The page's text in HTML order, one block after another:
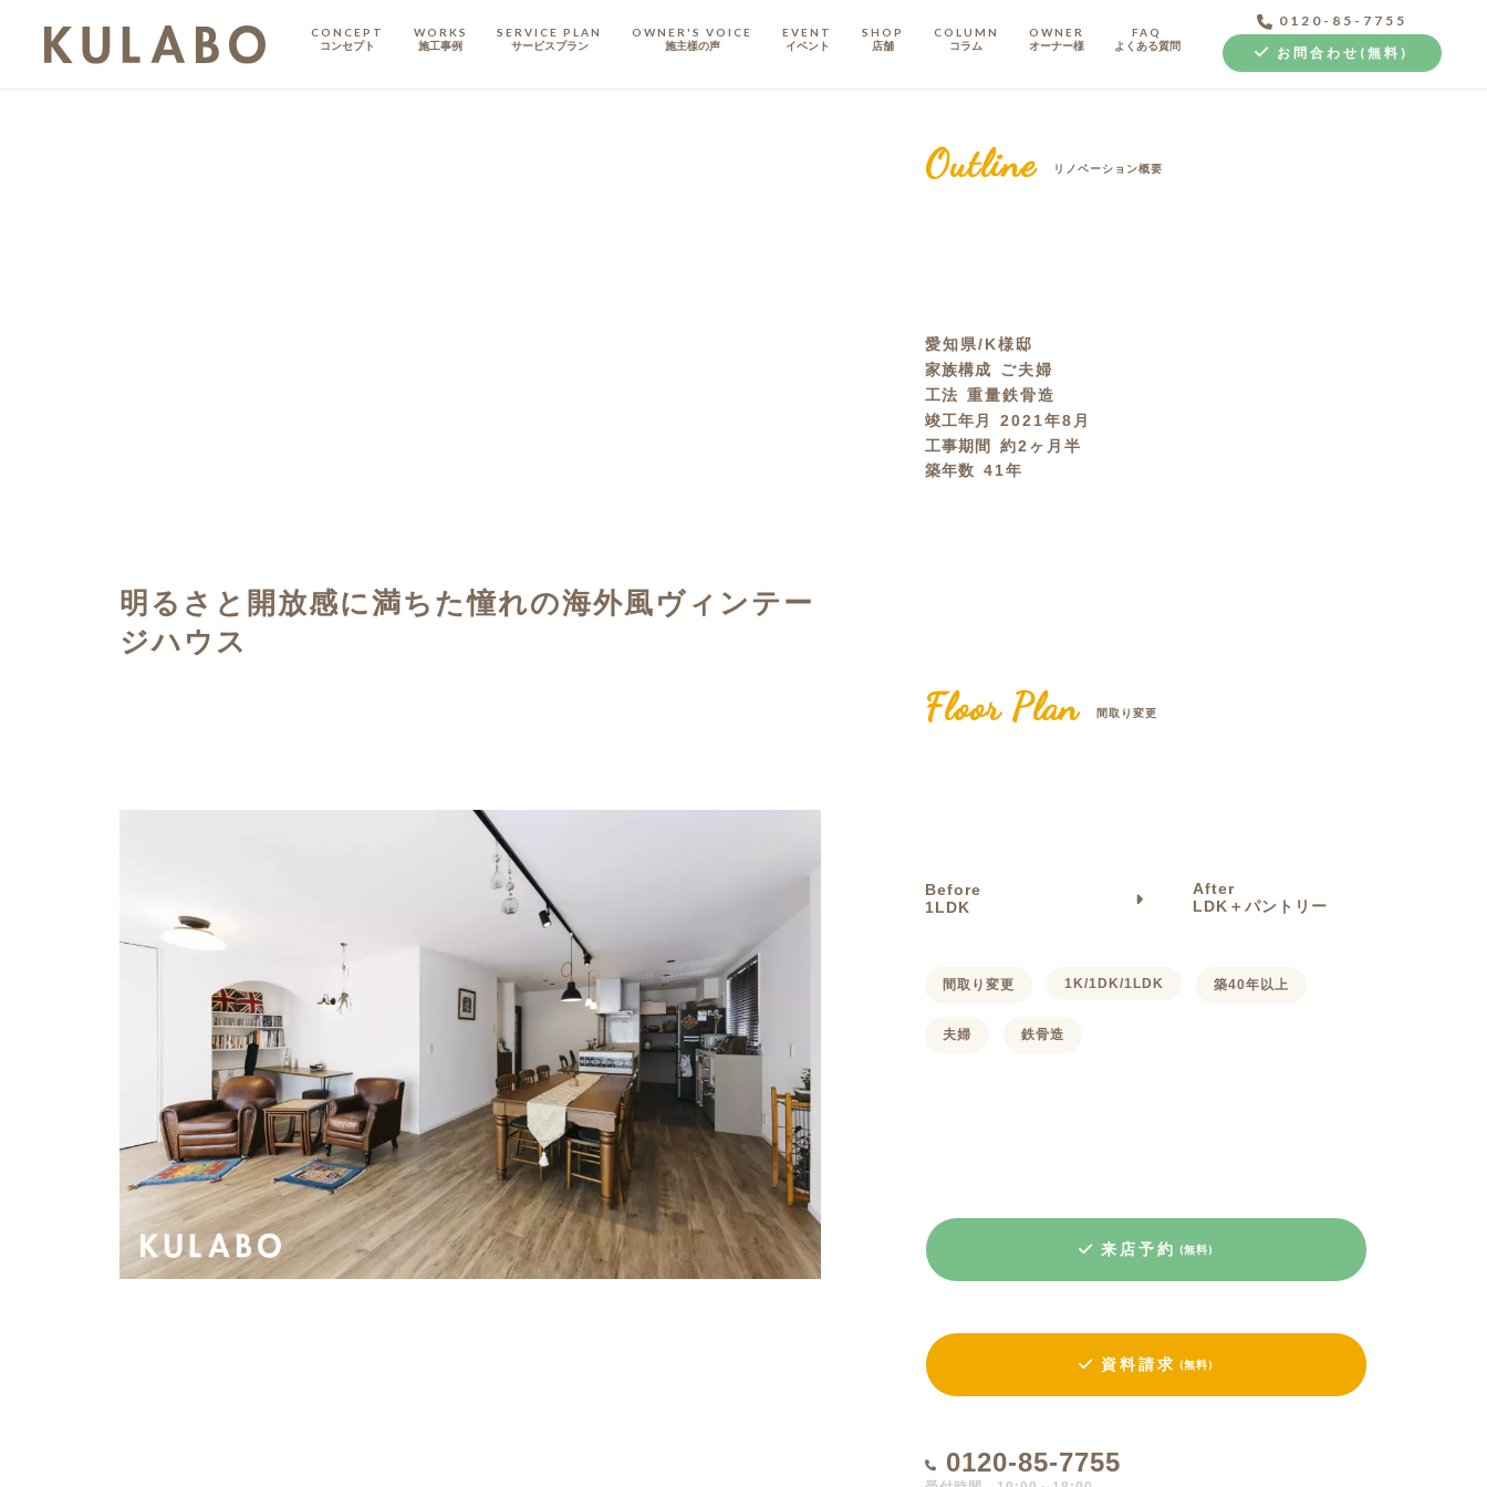
CONCEPT
コンセプト
WORKS
施工事例
SERVICE PLAN
サービスプラン
OWNER'S VOICE
施主樣の声
EVENT
イベント
SHOP
店舗
COLUMN
コラム
OWNER
オーナー様
FAQ
よくある質問
0120-85-7755
お問合わせ(無料)
明るさと開放感に満ちた憧れの海外風ヴィンテー
ジハウス
Outline リノベーション概要
愛知県/K様邸
家族構成
ご夫婦
工法 重量鉄骨造
竣工年月
2021年8月
工事期間 約2ヶ月半
築年数 41年
Floor Plan 間取り変更
Before
1LDK
After
LDK＋パントリー
間取り変更 1K/1DK/1LDK 築40年以上
夫婦 鉄骨造
来店予約 (無料)
資料請求 (無料)
0120-85-7755